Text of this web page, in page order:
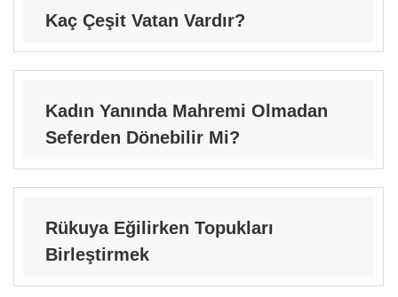
Kaç Çeşit Vatan Vardır?
Kadın Yanında Mahremi Olmadan
Seferden Dönebilir Mi?
Rükuya Eğilirken Topukları
Birleştirmek